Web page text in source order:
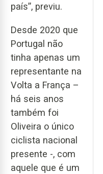
país”, previu.
Desde 2020 que
Portugal não
tinha apenas um
representante na
Volta a França –
há seis anos
também foi
Oliveira o único
ciclista nacional
presente -, com
aquele que é um